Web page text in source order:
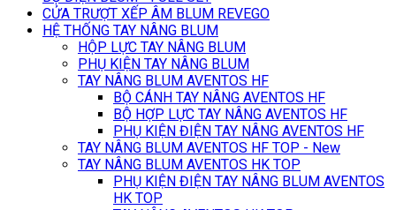
CỬA TRƯỢT XẾP ÂM BLUM REVEGO
HỆ THỐNG TAY NÂNG BLUM
HỘP LỰC TAY NÂNG BLUM
PHỤ KIỆN TAY NÂNG BLUM
TAY NÂNG BLUM AVENTOS HF
BỘ CÁNH TAY NÂNG AVENTOS HF
BỘ HỢP LỰC TAY NÂNG AVENTOS HF
PHỤ KIỆN ĐIỆN TAY NÂNG AVENTOS HF
TAY NÂNG BLUM AVENTOS HF TOP - New
TAY NÂNG BLUM AVENTOS HK TOP
PHỤ KIỆN ĐIỆN TAY NÂNG BLUM AVENTOS
HK TOP